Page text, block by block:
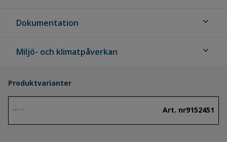
Dokumentation expand_more
Miljö- och klimatpåverkan expand_more
Produktvarianter
Art. nr9152451